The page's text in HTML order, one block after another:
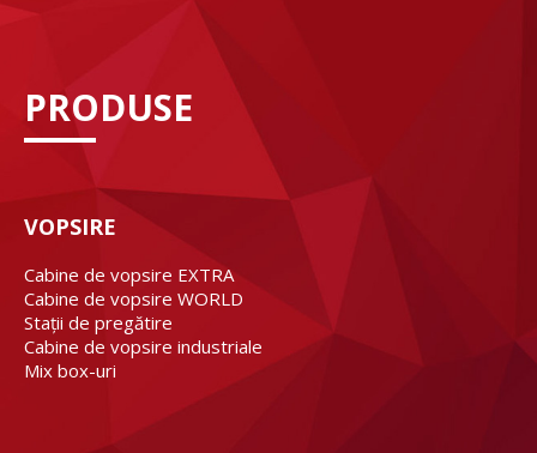
PRODUSE
VOPSIRE
Cabine de vopsire EXTRA
Cabine de vopsire WORLD
Stații de pregătire
Cabine de vopsire industriale
Mix box-uri